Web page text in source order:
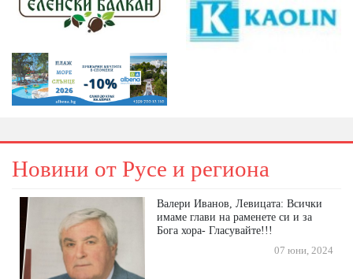
Новини от Русе и региона
Валери Иванов, Левицата: Всички
имаме глави на раменете си и за
Бога хора- Гласувайте!!!
07 юни, 2024